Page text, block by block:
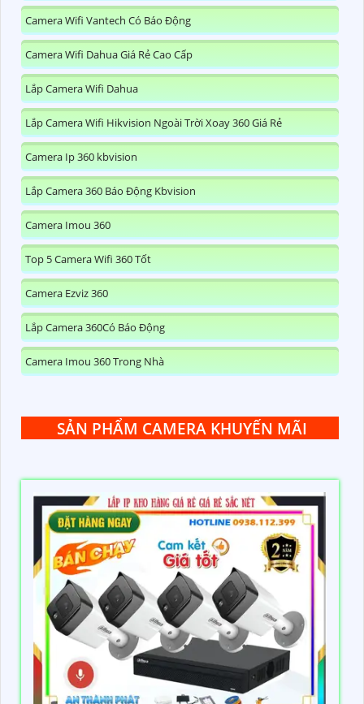
Camera Wifi Vantech Có Báo Động
Camera Wifi Dahua Giá Rẻ Cao Cấp
Lắp Camera Wifi Dahua
Lắp Camera Wifi Hikvision Ngoài Trời Xoay 360 Giá Rẻ
Camera Ip 360 kbvision
Lắp Camera 360 Báo Động Kbvision
Camera Imou 360
Top 5 Camera Wifi 360 Tốt
Camera Ezviz 360
Lắp Camera 360Có Báo Động
Camera Imou 360 Trong Nhà
SẢN PHẨM CAMERA KHUYẾN MÃI